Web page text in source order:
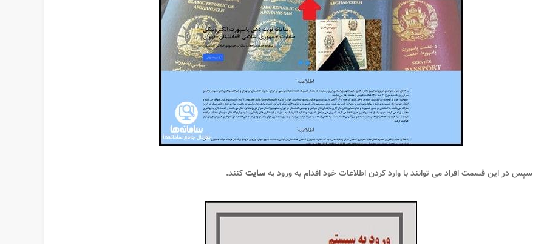
سپس در این قسمت افراد می توانند با وارد کردن اطلاعات خود اقدام به ورود بهسایتکنند.